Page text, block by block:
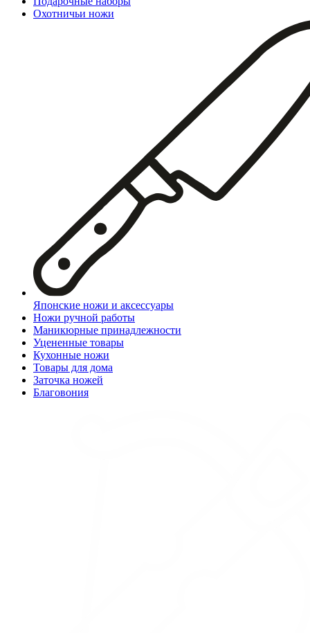
Охотничьи ножи
Японские ножи и аксессуары
Ножи ручной работы
Маникюрные принадлежности
Уцененные товары
Кухонные ножи
Товары для дома
Заточка ножей
Благовония